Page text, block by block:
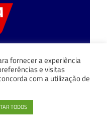
da Região
fornecer a experiência
e visitas
com a utilização de
TODOS